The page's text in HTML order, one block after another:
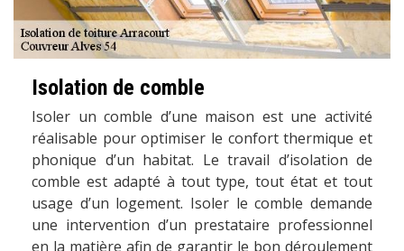
Isolation de comble
Isoler un comble d’une maison est une activité
réalisable pour optimiser le confort thermique et
phonique d’un habitat. Le travail d’isolation de
comble est adapté à tout type, tout état et tout
usage d’un logement. Isoler le comble demande
une intervention d’un prestataire professionnel
en la matière afin de garantir le bon déroulement